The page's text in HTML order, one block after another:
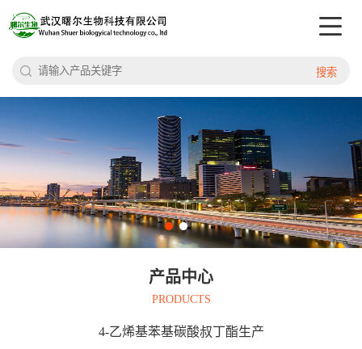
搜索
产品中心
PRODUCTS
4-乙烯基苯基碳酸叔丁酯生产